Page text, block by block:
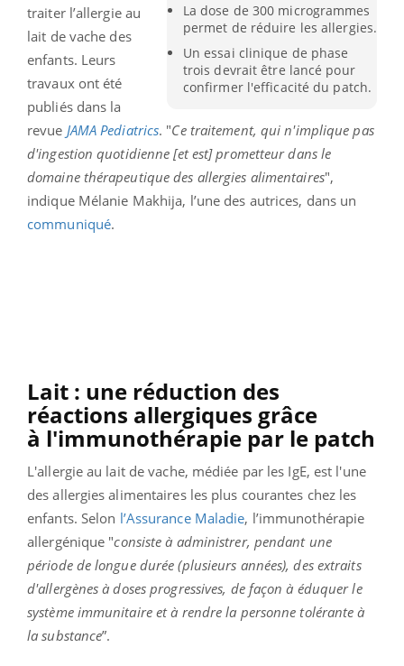
La dose de 300 microgrammes
permet de réduire les allergies.
Un essai clinique de phase
trois devrait être lancé pour
confirmer l'efficacité du patch.
traiter l’allergie au
lait de vache des
enfants. Leurs
travaux ont été
publiés dans la
revue JAMA Pediatrics. "Ce traitement, qui n'implique pas
d'ingestion quotidienne [et est] prometteur dans le
domaine thérapeutique des allergies alimentaires",
indique Mélanie Makhija, l’une des autrices, dans un
communiqué.
Lait : une réduction des
réactions allergiques grâce
à l'immunothérapie par le patch
L'allergie au lait de vache, médiée par les IgE, est l'une
des allergies alimentaires les plus courantes chez les
enfants. Selon l’Assurance Maladie, l’immunothérapie
allergénique "consiste à administrer, pendant une
période de longue durée (plusieurs années), des extraits
d'allergènes à doses progressives, de façon à éduquer le
système immunitaire et à rendre la personne tolérante à
la substance”.